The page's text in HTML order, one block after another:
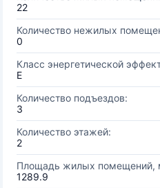
22
Количество нежилых
0
Класс энергетической
E
Количество подъездов:
3
Количество этажей:
2
Площадь жилых помещений,
1289.9